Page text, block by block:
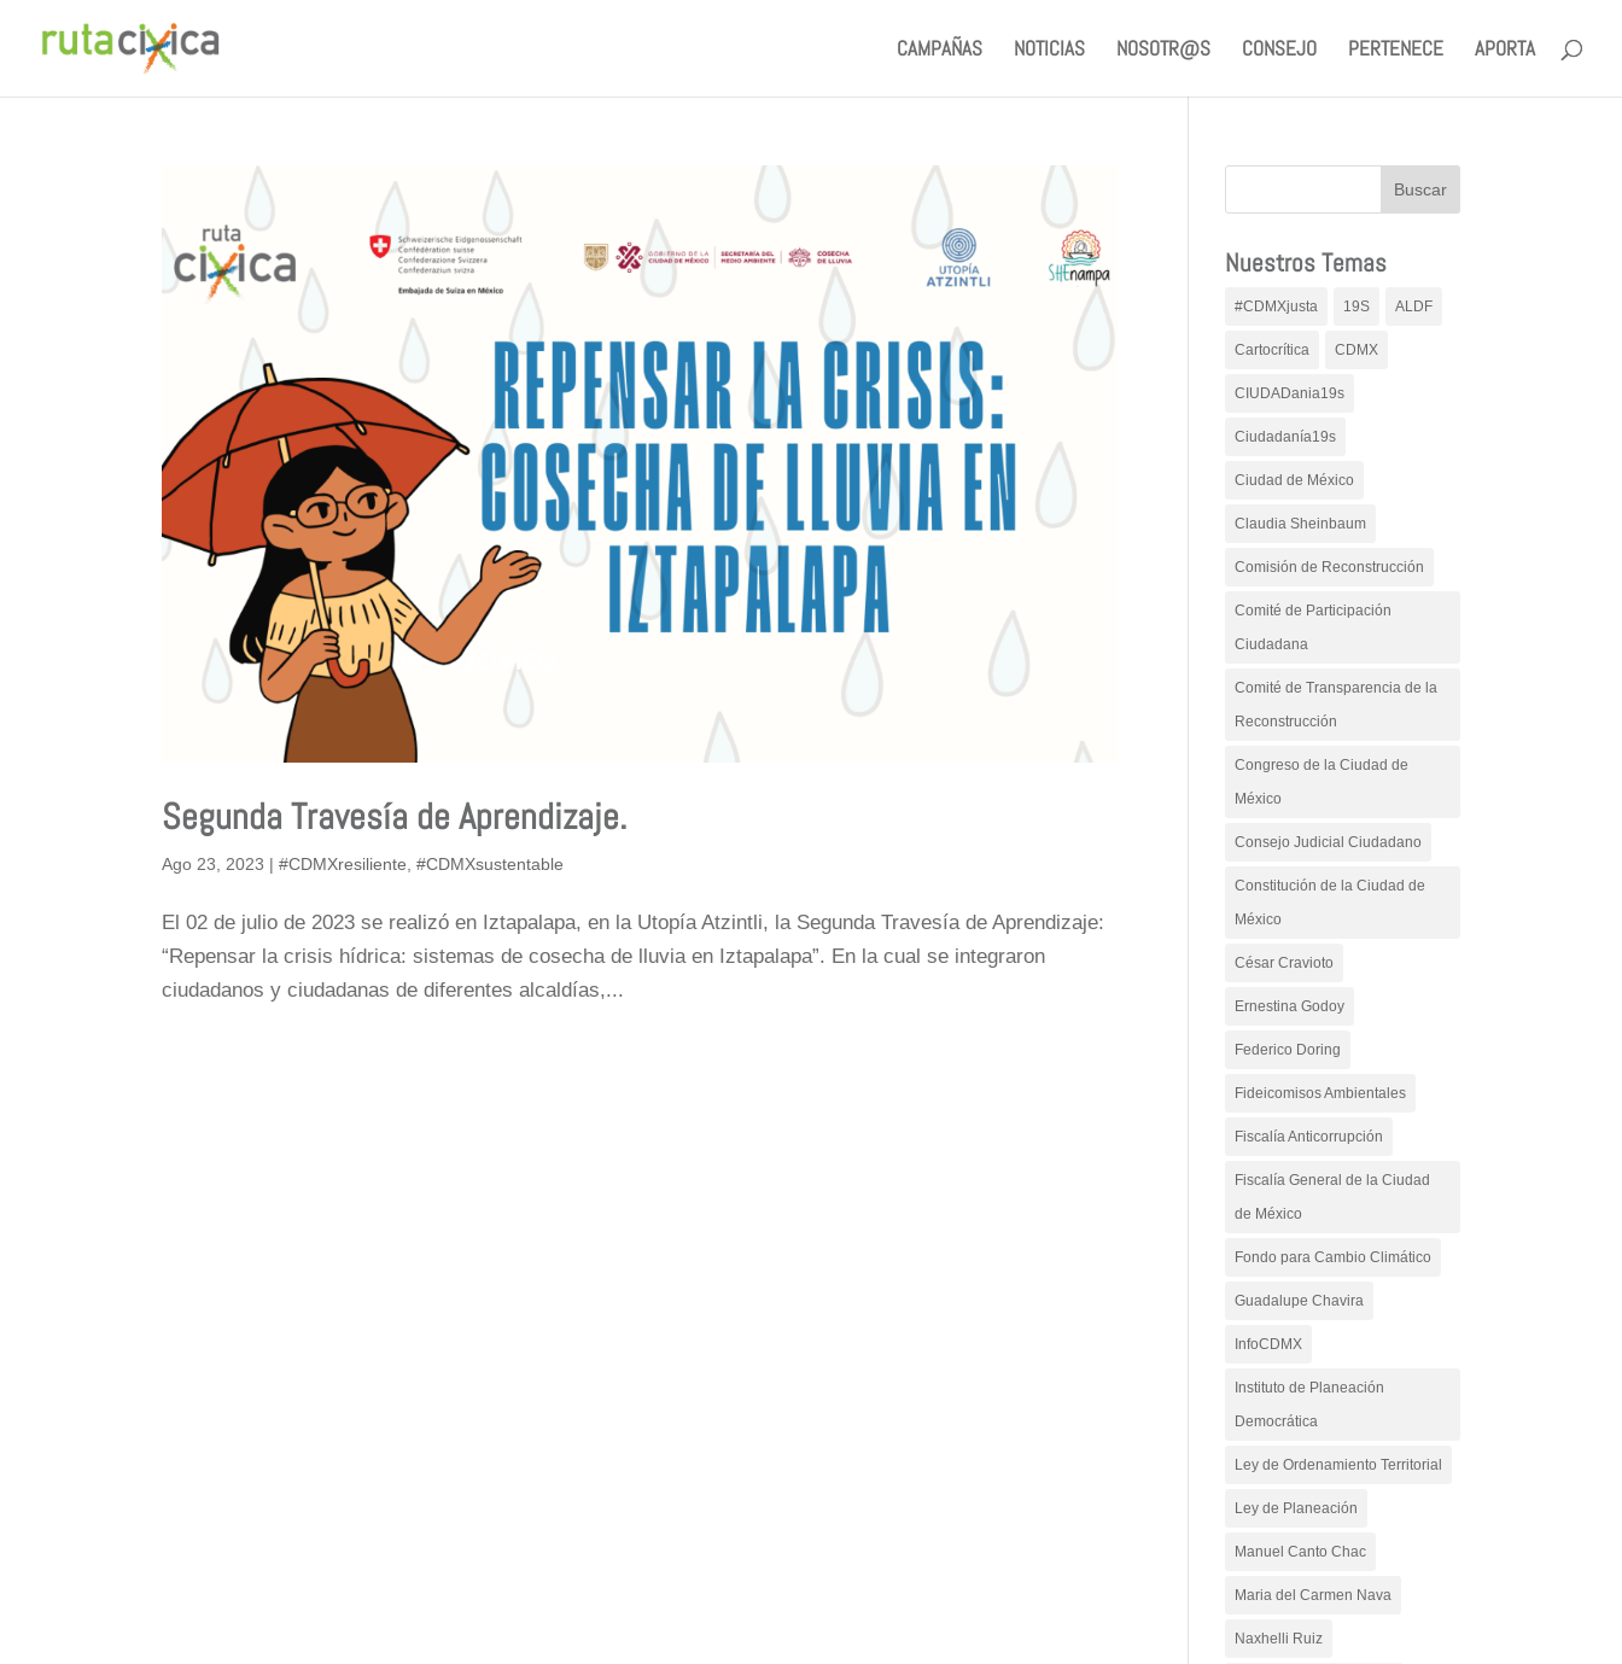
CAMPAÑAS NOTICIAS NOSOTR@S CONSEJO PERTENECE APORTA
Segunda Travesía de Aprendizaje.
Ago 23, 2023 |#CDMXresiliente ,#CDMXsustentable
El 02 de julio de 2023 se realizó en Iztapalapa, en la Utopía Atzintli, la Segunda Travesía de Aprendizaje:
“Repensar la crisis hídrica: sistemas de cosecha de lluvia en Iztapalapa”. En la cual se integraron
ciudadanos y ciudadanas de diferentes alcaldías,...
Nuestros Temas
#CDMXjusta 19S ALDF
Cartocrítica CDMX
CIUDADania19s
Ciudadanía19s
Ciudad de México
Claudia Sheinbaum
Comisión de Reconstrucción
Comité de Participación
Ciudadana
Comité de Transparencia de la
Reconstrucción
Congreso de la Ciudad de
México
Consejo Judicial Ciudadano
Constitución de la Ciudad de
México
César Cravioto
Ernestina Godoy
Federico Doring
Fideicomisos Ambientales
Fiscalía Anticorrupción
Fiscalía General de la Ciudad
de México
Fondo para Cambio Climático
Guadalupe Chavira
InfoCDMX
Instituto de Planeación
Democrática
Ley de Ordenamiento Territorial
Ley de Planeación
Manuel Canto Chac
Maria del Carmen Nava
Naxhelli Ruiz